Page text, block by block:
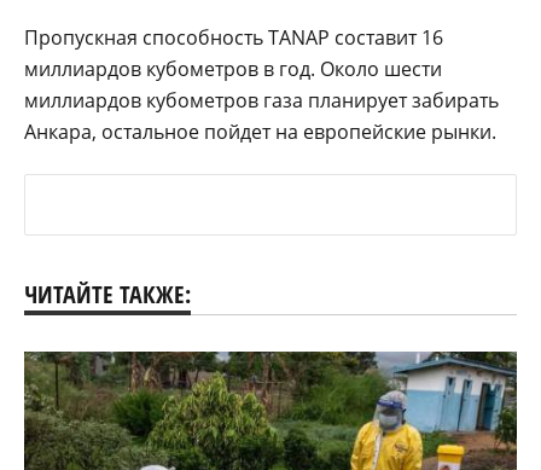
Пропускная способность TANAP составит 16
миллиардов кубометров в год. Около шести
миллиардов кубометров газа планирует забирать
Анкара, остальное пойдет на европейские рынки.
ЧИТАЙТЕ ТАКЖЕ: